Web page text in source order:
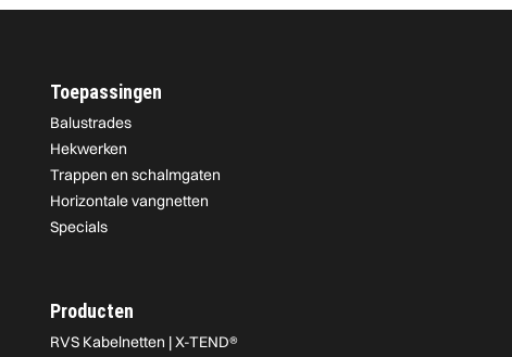
Toepassingen
Balustrades
Hekwerken
Trappen en schalmgaten
Horizontale vangnetten
Specials
Producten
RVS Kabelnetten | X-TEND®